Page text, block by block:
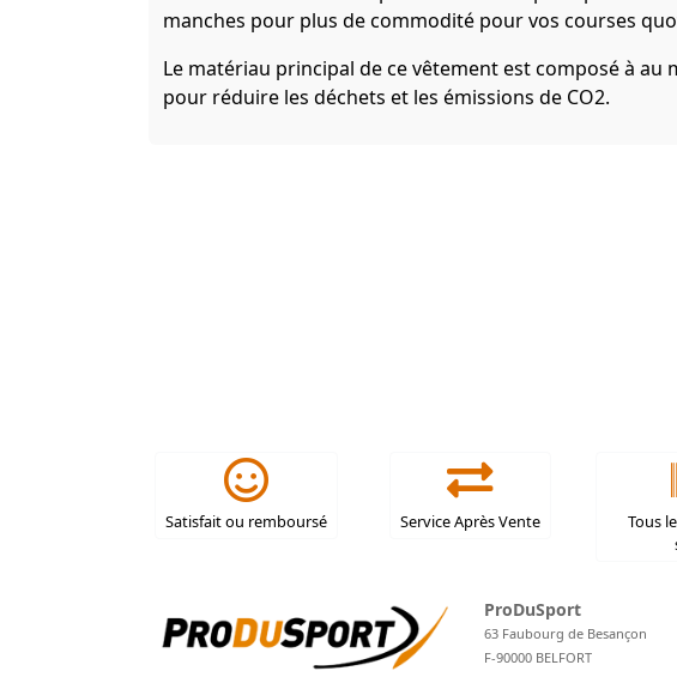
manches pour plus de commodité pour vos courses
Le matériau principal de ce vêtement est composé à au
pour réduire les déchets et les émissions de CO2.
Satisfait ou remboursé Service Après Vente
Tous
ProDuSport
63 Faubourg de Besançon
F-90000 BELFORT